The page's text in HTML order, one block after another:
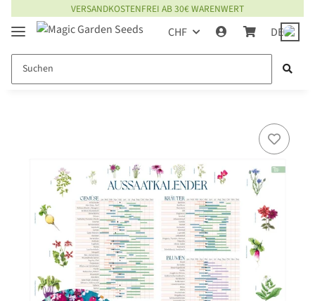
VERSANDKOSTENFREI AB 30€ WARENWERT
CHF DE